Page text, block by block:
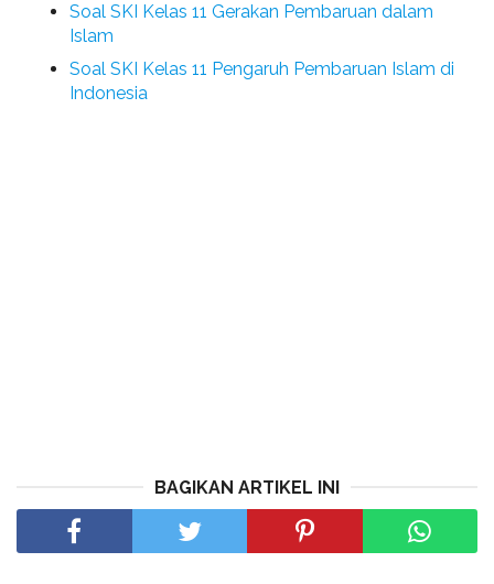
Soal SKI Kelas 11 Gerakan Pembaruan dalam
Islam
Soal SKI Kelas 11 Pengaruh Pembaruan Islam di
Indonesia
BAGIKAN ARTIKEL INI